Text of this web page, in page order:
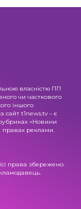
власністю ПП
чи часткового
іншого
сайт t1news.tv – є
«Новини
правах реклами.
права збережено.